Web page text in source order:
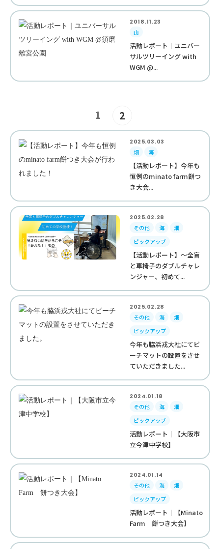
2018.11.23
山
活動レポート｜ユニバー
サルツリーイング with
WGM @...
1 2
2025.03.03
畑
海
【活動レポート】今年も
恒例のminato farm餅つ
き大会...
2025.02.28
その他
海
畑
ピックアップ
【活動レポート】～全盲
と車椅子のダブルチャレ
ンジャー、初めて...
2025.02.28
その他
海
畑
ピックアップ
今年も脇浜戎大社にてビ
ーチマットの設置をさせ
ていただきました...
2024.01.18
その他
海
畑
ピックアップ
活動レポート｜【大阪市
立今津中学校】
2024.01.14
その他
海
畑
ピックアップ
活動レポート｜【Minato
Farm 餅つき大会】